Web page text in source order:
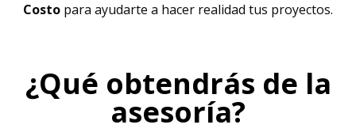
Costo para ayudarte a hacer realidad tus proyectos.
¿Qué obtendrás de la
asesoría?